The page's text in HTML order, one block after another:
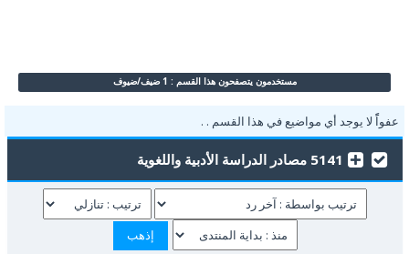
مستخدمون يتصفحون هذا القسم : 1 ضيف/ضيوف
عفواًً لا يوجد أي مواضيع في هذا القسم . .
5141 مصادر الدراسة الأدبية واللغوية